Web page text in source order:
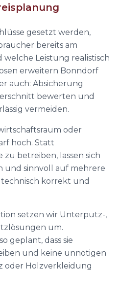
gesetzt werden,
bereits am
Leistung realistisch
erweitern Bonndorf
auch: Absicherung
bewerten und
vermeiden.
oder
hoch. Statt
zu betreiben, lassen sich
und sinnvoll auf mehrere
korrekt und
setzen wir Unterputz-,
um.
geplant, dass sie
und keine unnötigen
oder Holzverkleidung